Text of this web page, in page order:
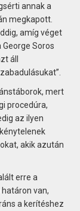
annak a
megkapott.
amíg véget
Soros
áll
mert
procedúra,
az ilyen
akik azután
erre a
van,
a kerítéshez